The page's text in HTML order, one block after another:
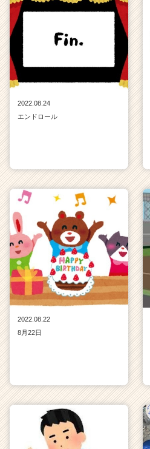
2022.08.24
エンドロール
2022.08.22
8月22日